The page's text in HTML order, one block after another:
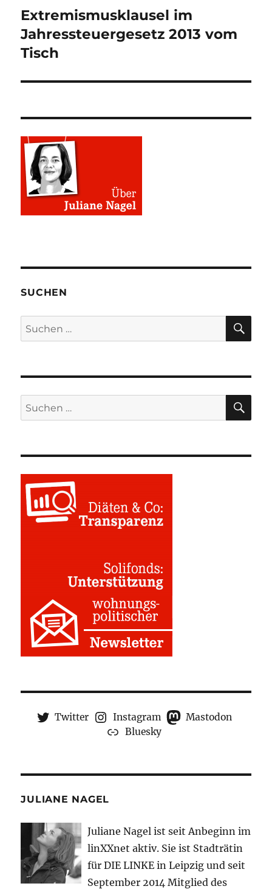
Nächster
Beitrag:
Extremismusklausel im
Jahressteuergesetz 2013 vom
Tisch
SUCHEN
Suchen
nach:
Suchen
nach:
Twitter Instagram
Mastodon
Bluesky
JULIANE NAGEL
Juliane Nagel ist seit Anbeginn im
linXXnet aktiv. Sie ist Stadträtin
für DIE LINKE in Leipzig und seit
September 2014 Mitglied des